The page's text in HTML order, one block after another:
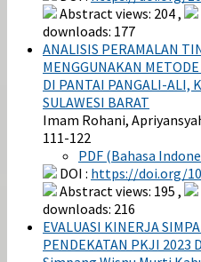
Abstract views: 204 ,
downloads: 177
ANALISIS PERAMALAN
MENGGUNAKAN
DI PANTAI PANGALI-ALI,
SULAWESI BARAT
Imam Rohani,
111-122
PDF (Bahasa
DOI : https://doi.org/
Abstract views: 195 ,
downloads: 216
EVALUASI KINERJA
PENDEKATAN PKJI 2023